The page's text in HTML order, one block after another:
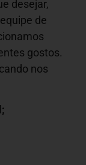
desejar,
de
gostos.
nos